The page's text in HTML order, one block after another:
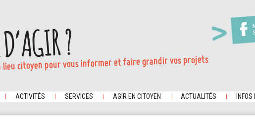
?
lieu citoyen pour vous informer et faire grandir vos projets
ACTIVITÉS SERVICES AGIR EN CITOYEN ACTUALITÉS